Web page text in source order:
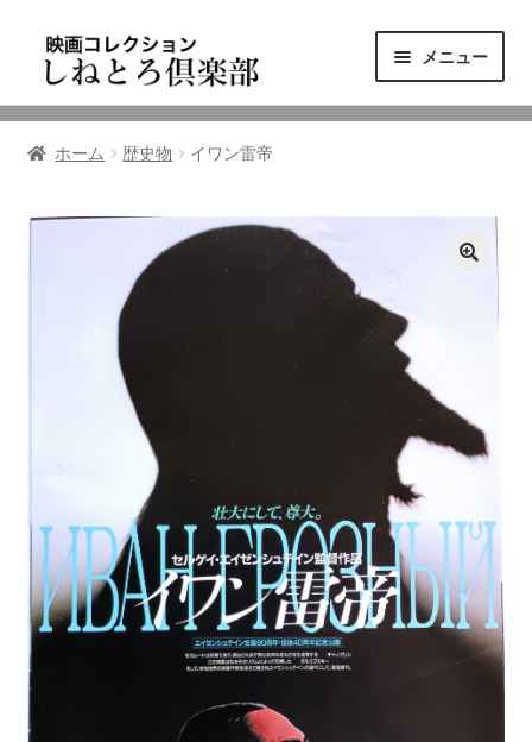
ゲ
シ
ン
テ
ツ
ス
メニュー
ニュース
東三河の映画館
しねとろ倶楽部について
リンクの旅
ホーム 歴史物 イワン雷帝